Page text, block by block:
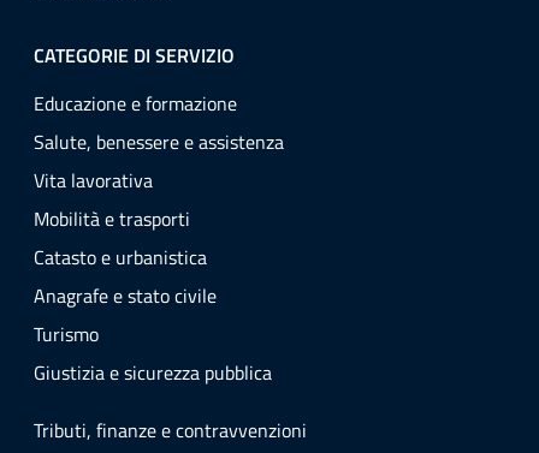
CATEGORIE DI SERVIZIO
Educazione e formazione
Salute, benessere e assistenza
Vita lavorativa
Mobilità e trasporti
Catasto e urbanistica
Anagrafe e stato civile
Turismo
Giustizia e sicurezza pubblica
Tributi, finanze e contravvenzioni